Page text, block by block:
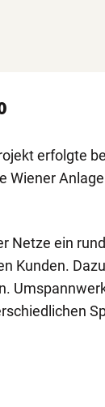
erfolgte
Wiener
Netze ein
Kunden.